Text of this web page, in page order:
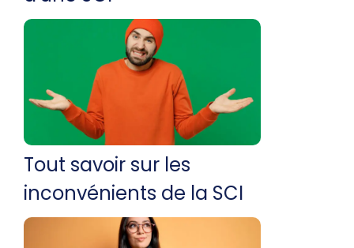
Tout savoir sur les
inconvénients de la SCI